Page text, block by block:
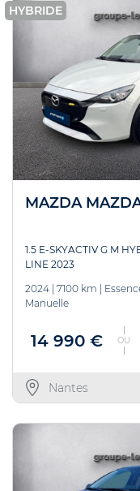
HYBRIDE
MAZDA
1.5 E-SKYACTIV G M
LINE 2023
2024 7100 km
Manuelle
14 990 € OU
Nantes